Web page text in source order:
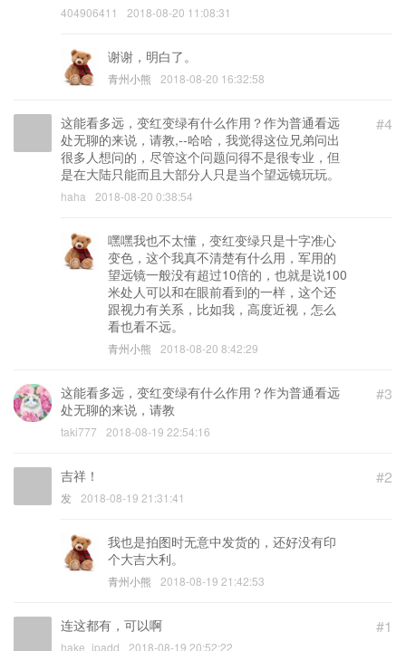
404906411 2018-08-20 11:08:31
谢谢，明白了。
青州小熊 2018-08-20 16:32:58
#4
这能看多远，变红变绿有什么作用？作为普通看远
处无聊的来说，请教,--哈哈，我觉得这位兄弟问出
很多人想问的，尽管这个问题问得不是很专业，但
是在大陆只能而且大部分人只是当个望远镜玩玩。
haha 2018-08-20 0:38:54
嘿嘿我也不太懂，变红变绿只是十字准心
变色，这个我真不清楚有什么用，军用的
望远镜一般没有超过10倍的，也就是说100
米处人可以和在眼前看到的一样，这个还
跟视力有关系，比如我，高度近视，怎么
看也看不远。
青州小熊 2018-08-20 8:42:29
#3
这能看多远，变红变绿有什么作用？作为普通看远
处无聊的来说，请教
taki777 2018-08-19 22:54:16
#2
吉祥！
发 2018-08-19 21:31:41
我也是拍图时无意中发货的，还好没有印
个大吉大利。
青州小熊 2018-08-19 21:42:53
#1
连这都有，可以啊
hake_ipadd 2018-08-19 20:52:22